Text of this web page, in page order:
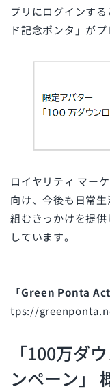
プリにログインす
ド記念ポンタ」がプ
ロイヤリティ マー
向け、今後も日常
組むきっかけを提
しています。
「Green Ponta
tps://
「100万ダ
ンペーン」